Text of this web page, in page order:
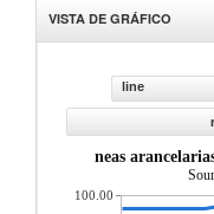
VISTA DE GRÁFICO
line
n de l neas
100.00